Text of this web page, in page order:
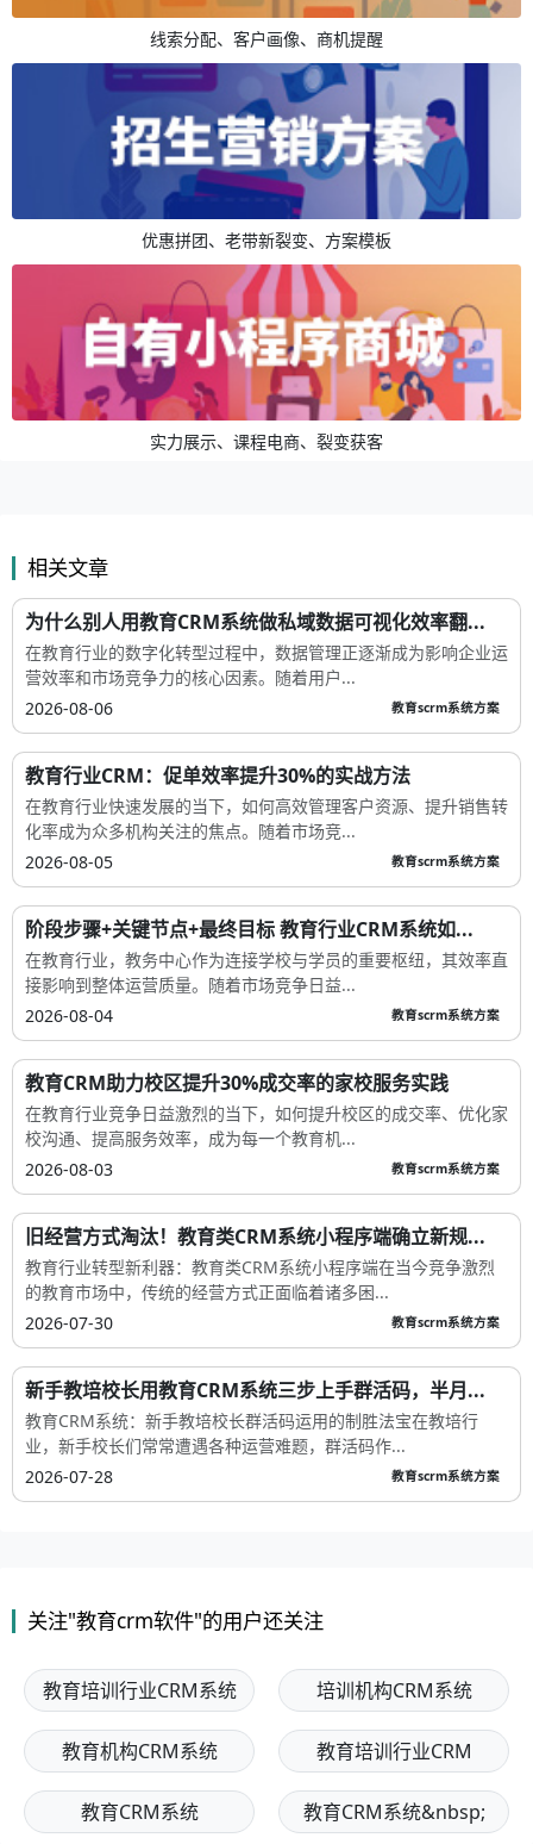
线索分配、客户画像、商机提醒
优惠拼团、老带新裂变、方案模板
实力展示、课程电商、裂变获客
相关文章
为什么别人用教育CRM系统做私域数据可视化效率翻...
在教育行业的数字化转型过程中，数据管理正逐渐成为影响企业运
营效率和市场竞争力的核心因素。随着用户...
2026-08-06
教育scrm系统方案
教育行业CRM：促单效率提升30%的实战方法
在教育行业快速发展的当下，如何高效管理客户资源、提升销售转
化率成为众多机构关注的焦点。随着市场竞...
2026-08-05
教育scrm系统方案
阶段步骤+关键节点+最终目标 教育行业CRM系统如...
在教育行业，教务中心作为连接学校与学员的重要枢纽，其效率直
接影响到整体运营质量。随着市场竞争日益...
2026-08-04
教育scrm系统方案
教育CRM助力校区提升30%成交率的家校服务实践
在教育行业竞争日益激烈的当下，如何提升校区的成交率、优化家
校沟通、提高服务效率，成为每一个教育机...
2026-08-03
教育scrm系统方案
旧经营方式淘汰！教育类CRM系统小程序端确立新规...
教育行业转型新利器：教育类CRM系统小程序端在当今竞争激烈
的教育市场中，传统的经营方式正面临着诸多困...
2026-07-30
教育scrm系统方案
新手教培校长用教育CRM系统三步上手群活码，半月...
教育CRM系统：新手教培校长群活码运用的制胜法宝在教培行
业，新手校长们常常遭遇各种运营难题，群活码作...
2026-07-28
教育scrm系统方案
关注"教育crm软件"的用户还关注
教育培训行业CRM系统 培训机构CRM系统
教育机构CRM系统 教育培训行业CRM
教育CRM系统 教育CRM系统&nbsp;